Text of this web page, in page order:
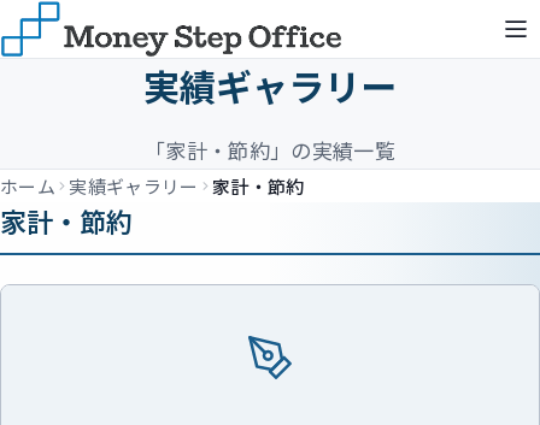
実績ギャラリー
「家計・節約」の実績一覧
ホーム 実績ギャラリー 家計・節約
家計・節約